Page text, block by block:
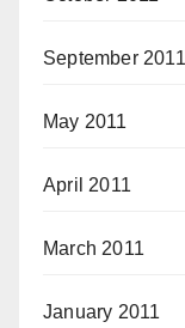
September 2011
May 2011
April 2011
March 2011
January 2011